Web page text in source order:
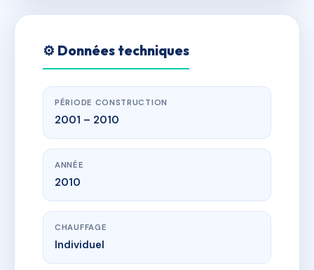
⚙️ Données techniques
PÉRIODE CONSTRUCTION
2001 – 2010
ANNÉE
2010
CHAUFFAGE
Individuel